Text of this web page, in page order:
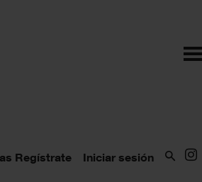
Regístrate Iniciar sesión